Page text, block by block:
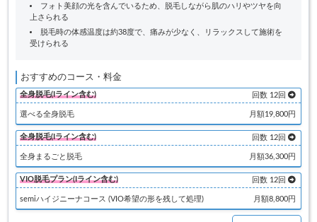
フォト美顔の光を含んでいるため、脱毛しながら肌のハリやツヤを向
上さられる
脱毛時の体感温度は約38度で、痛みが少なく、リラックスして施術を
受けられる
おすすめのコース・料金
全身脱毛(Iライン含む) 回数 12回
選べる全身脱毛 月額19,800円
全身脱毛(Iライン含む) 回数 12回
全身まるごと脱毛 月額36,300円
VIO脱毛プラン(Iライン含む) 回数 12回
semiハイジニーナコース (VIO希望の形を残して処理) 月額8,800円